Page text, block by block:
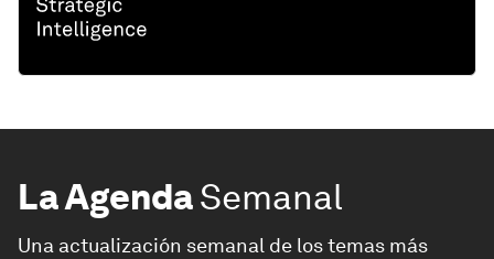
La AgendaSemanal
Una actualización semanal de los temas más